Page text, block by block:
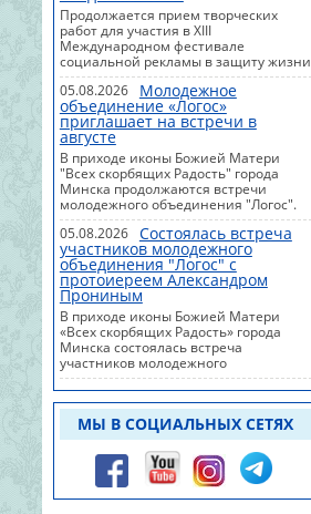
искажение православного
вероучения, внесение смуты и
разделений среди верующих. С этой
целью они:— представляются
священнослужителями
Православной Церкви, совершая в
противоречии с цер...
Продолжается прием творческих
работ для участия в XIII
Международном фестивале
социальной рекламы в защиту жизни
и семьи "Ладошка".Мероприятие
внесено в Программу сотрудничества
между Белорусской Православной
Церковью (Белорусского Экзархата
Московского Патриархата) и
Министерством образования
Беларуси на 2026-2030 годы.
Организаторы фестиваля - Центр
духовного просвещения и
социального служения Белорусского
Экзархата в честь иконы Божией
Матери "Всех скорбящих Радость" в
городе Минск...
05.08.2026 Молодежное
объединение «Логос»
приглашает на встречи в
августе
В приходе иконы Божией Матери
"Всех скорбящих Радость" города
Минска продолжаются встречи
молодежного объединения "Логос".
Август будет насыщен интересными
беседами, совместным чтением,
духовными размышлениями и
живым общением.В программе7
августа, 18.00 - "Игропятница";9
августа, 16.00 - "Открытая Библия";14
августа, 18.00 - "Слушаем и не
осуждаем";16 августа, 16.00 - чтение
на природе;21 августа, 18.00 - встреча
на тему "Духовное и
материальное";23 августа, 16.00 -
встреча в формате "Голос Цер...
05.08.2026 Состоялась встреча
участников молодежного
объединения "Логос" с
протоиереем Александром
Прониным
В приходе иконы Божией Матери
«Всех скорбящих Радость» города
Минска состоялась встреча
участников молодежного
объединения «Логос» с протоиереем
Александром Прониным.В теплой и
дружеской атмосфере участники
беседовали на самые разные темы -
говорили о вере, жизни,
взаимоотношениях, делились
мыслями, задавали вопросы и вместе
искали ответы. Такие встречи
становятся важным пространством
МЫ В СОЦИАЛЬНЫХ СЕТЯХ